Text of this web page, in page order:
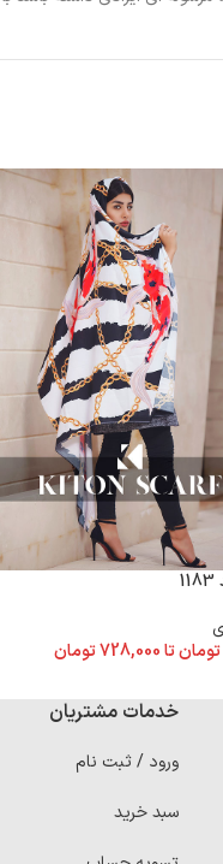
تومانتا728,000تومان
خدمات مشتریان
ورود / ثبت نام
سبد خرید